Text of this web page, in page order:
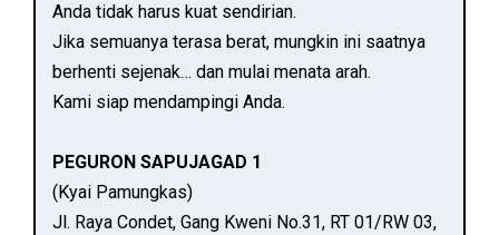
Anda tidak harus kuat sendirian.
Jika semuanya terasa berat, mungkin ini saatnya
berhenti sejenak… dan mulai menata arah.
Kami siap mendampingi Anda.
PEGURON SAPUJAGAD 1
(Kyai Pamungkas)
Jl. Raya Condet, Gang Kweni No.31, RT 01/RW 03,